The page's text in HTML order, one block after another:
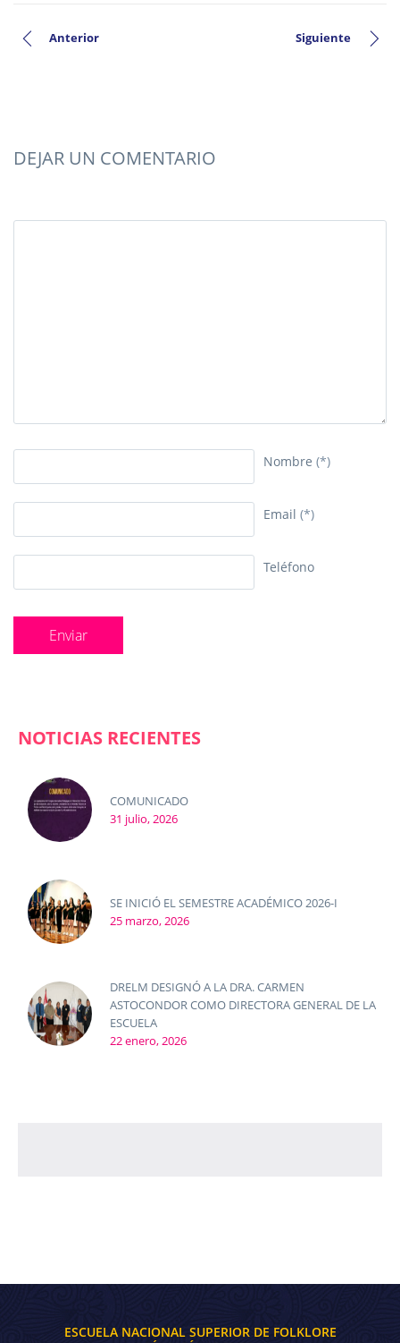
Anterior Siguiente
DEJAR UN COMENTARIO
Nombre (*)
Email (*)
Teléfono
NOTICIAS RECIENTES
COMUNICADO
31 julio, 2026
SE INICIÓ EL SEMESTRE ACADÉMICO 2026-I
25 marzo, 2026
DRELM DESIGNÓ A LA DRA. CARMEN
ASTOCONDOR COMO DIRECTORA GENERAL DE LA
ESCUELA
22 enero, 2026
ESCUELA NACIONAL SUPERIOR DE FOLKLORE